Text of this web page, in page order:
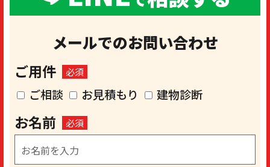
メールでのお問い合わせ
ご用件 必須
ご相談 お見積もり 建物診断
お名前 必須